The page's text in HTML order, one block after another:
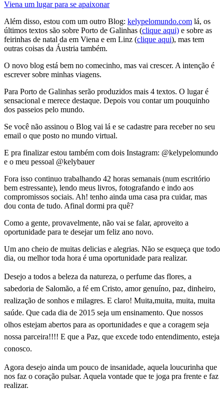
Viena um lugar para se apaixonar
Além disso, estou com um outro Blog: kelypelomundo.com lá, os
últimos textos são sobre Porto de Galinhas (clique aqui) e sobre as
feirinhas de natal da em Viena e em Linz (clique aqui), mas tem
outras coisas da Áustria também.
O novo blog está bem no comecinho, mas vai crescer. A intenção é
escrever sobre minhas viagens.
Para Porto de Galinhas serão produzidos mais 4 textos. O lugar é
sensacional e merece destaque. Depois vou contar um pouquinho
dos passeios pelo mundo.
Se você não assinou o Blog vai lá e se cadastre para receber no seu
email o que posto no mundo virtual.
E pra finalizar estou também com dois Instagram: @kelypelomundo
e o meu pessoal @kelybauer
Fora isso continuo trabalhando 42 horas semanais (num escritório
bem estressante), lendo meus livros, fotografando e indo aos
compromissos sociais. Ah! tenho ainda uma casa pra cuidar, mas
dou conta de tudo. Afinal dormi pra quê?
Como a gente, provavelmente, não vai se falar, aproveito a
oportunidade para te desejar um feliz ano novo.
Um ano cheio de muitas delicias e alegrias. Não se esqueça que todo
dia, ou melhor toda hora é uma oportunidade para realizar.
Desejo a todos a beleza da natureza, o perfume das flores, a
sabedoria de Salomão, a fé em Cristo, amor genuíno, paz, dinheiro,
realização de sonhos e milagres. E claro! Muita,muita, muita, muita
saúde. Que cada dia de 2015 seja um ensinamento. Que nossos
olhos estejam abertos para as oportunidades e que a coragem seja
nossa parceira!!!! E que a Paz, que excede todo entendimento, esteja
conosco.
Agora desejo ainda um pouco de insanidade, aquela loucurinha que
nos faz o coração pulsar. Aquela vontade que te joga pra frente e faz
realizar.